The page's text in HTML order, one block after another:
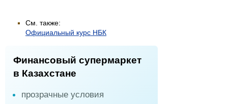
См. также:
Официальный курс НБК
Финансовый супермаркет
в Казахстане
прозрачные условия